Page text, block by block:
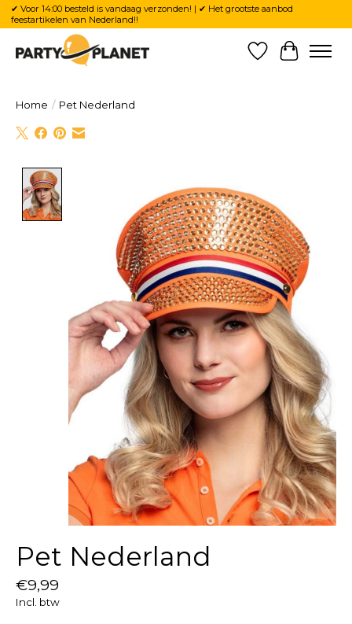
✔ Voor 14:00 besteld is vandaag verzonden! | ✔ Het grootste aanbod
feestartikelen van Nederland!!
Verlanglijst
Home / Pet Nederland
Pet Nederland
€9,99
Incl. btw